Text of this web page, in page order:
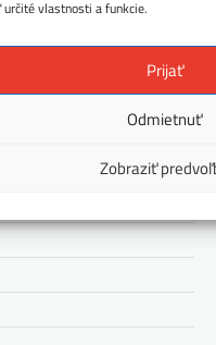
vlastnosti a funkcie.
Prijať
Odmietnuť
Zobraziť